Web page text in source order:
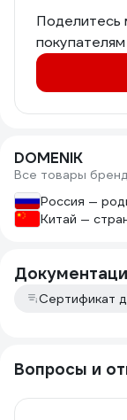
Поделитесь
DOMENIK
Все товары
Россия —
Китай —
Сертификат
Вопросы и